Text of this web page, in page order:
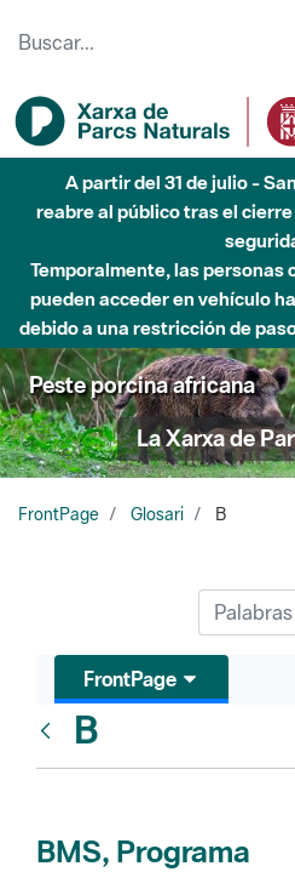
A partir del 31 de julio -
reabre al público tras el
Temporalmente, las personas
pueden acceder en vehículo
debido a una restricción de
Peste porcina africana
La Xarxa de
FrontPage Glosari B
FrontPage
B
BMS, Programa